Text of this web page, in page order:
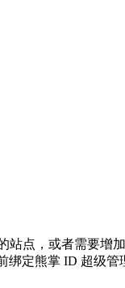
点，或者需要增
定熊掌 ID 超级